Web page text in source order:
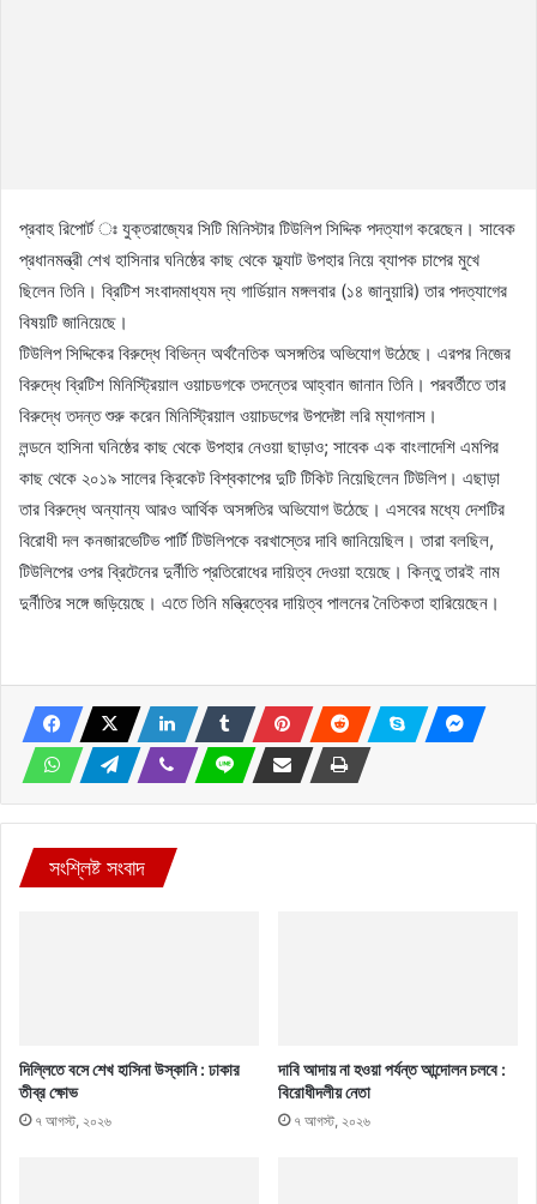
প্রবাহ রিপোর্ট ঃ যুক্তরাজ্যের সিটি মিনিস্টার টিউলিপ সিদ্দিক পদত্যাগ করেছেন। সাবেক
প্রধানমন্ত্রী শেখ হাসিনার ঘনিষ্ঠের কাছ থেকে ফ্ল্যাট উপহার নিয়ে ব্যাপক চাপের মুখে
ছিলেন তিনি। ব্রিটিশ সংবাদমাধ্যম দ্য গার্ডিয়ান মঙ্গলবার (১৪ জানুয়ারি) তার পদত্যাগের
বিষয়টি জানিয়েছে।
টিউলিপ সিদ্দিকের বিরুদ্ধে বিভিন্ন অর্থনৈতিক অসঙ্গতির অভিযোগ উঠেছে। এরপর নিজের
বিরুদ্ধে ব্রিটিশ মিনিস্ট্রিয়াল ওয়াচডগকে তদন্তের আহ্বান জানান তিনি। পরবর্তীতে তার
বিরুদ্ধে তদন্ত শুরু করেন মিনিস্ট্রিয়াল ওয়াচডগের উপদেষ্টা লরি ম্যাগনাস।
লন্ডনে হাসিনা ঘনিষ্ঠের কাছ থেকে উপহার নেওয়া ছাড়াও; সাবেক এক বাংলাদেশি এমপির
কাছ থেকে ২০১৯ সালের ক্রিকেট বিশ্বকাপের দুটি টিকিট নিয়েছিলেন টিউলিপ। এছাড়া
তার বিরুদ্ধে অন্যান্য আরও আর্থিক অসঙ্গতির অভিযোগ উঠেছে। এসবের মধ্যে দেশটির
বিরোধী দল কনজারভেটিভ পার্টি টিউলিপকে বরখাস্তের দাবি জানিয়েছিল। তারা বলছিল,
টিউলিপের ওপর ব্রিটেনের দুর্নীতি প্রতিরোধের দায়িত্ব দেওয়া হয়েছে। কিন্তু তারই নাম
দুর্নীতির সঙ্গে জড়িয়েছে। এতে তিনি মন্ত্রিত্বের দায়িত্ব পালনের নৈতিকতা হারিয়েছেন।
সংশ্লিষ্ট সংবাদ
দিল্লিতে বসে শেখ হাসিনা উস্কানি : ঢাকার
তীব্র ক্ষোভ
৭ আগস্ট, ২০২৬
দাবি আদায় না হওয়া পর্যন্ত আন্দোলন চলবে :
বিরোধীদলীয় নেতা
৭ আগস্ট, ২০২৬